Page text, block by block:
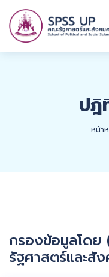
ปฎิ
หน้า
กรองข้อมูลโด
รัฐศาสตร์และสั